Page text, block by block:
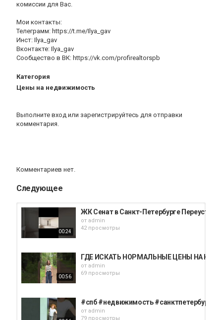
комиссии для Вас.
Мои контакты:
Телеграмм: https://t.me/Ilya_gav
Инст: Ilya_gav
Вконтакте: Ilya_gav
Сообщество в ВК: https://vk.com/profirealtorspb
Категория
Цены на недвижимость
Выполните вход или зарегистрируйтесь для отправки
комментария.
Комментариев нет.
Следующее
00:24
ЖК Сенат в Санкт-Петербурге
от admin
42 просмотры
00:56
ГДЕ ИСКАТЬ НОРМАЛЬНЫЕ ЦЕНЫ НА
от admin
69 просмотры
#спб #недвижимость #санктпетербург
от admin
79 просмотры